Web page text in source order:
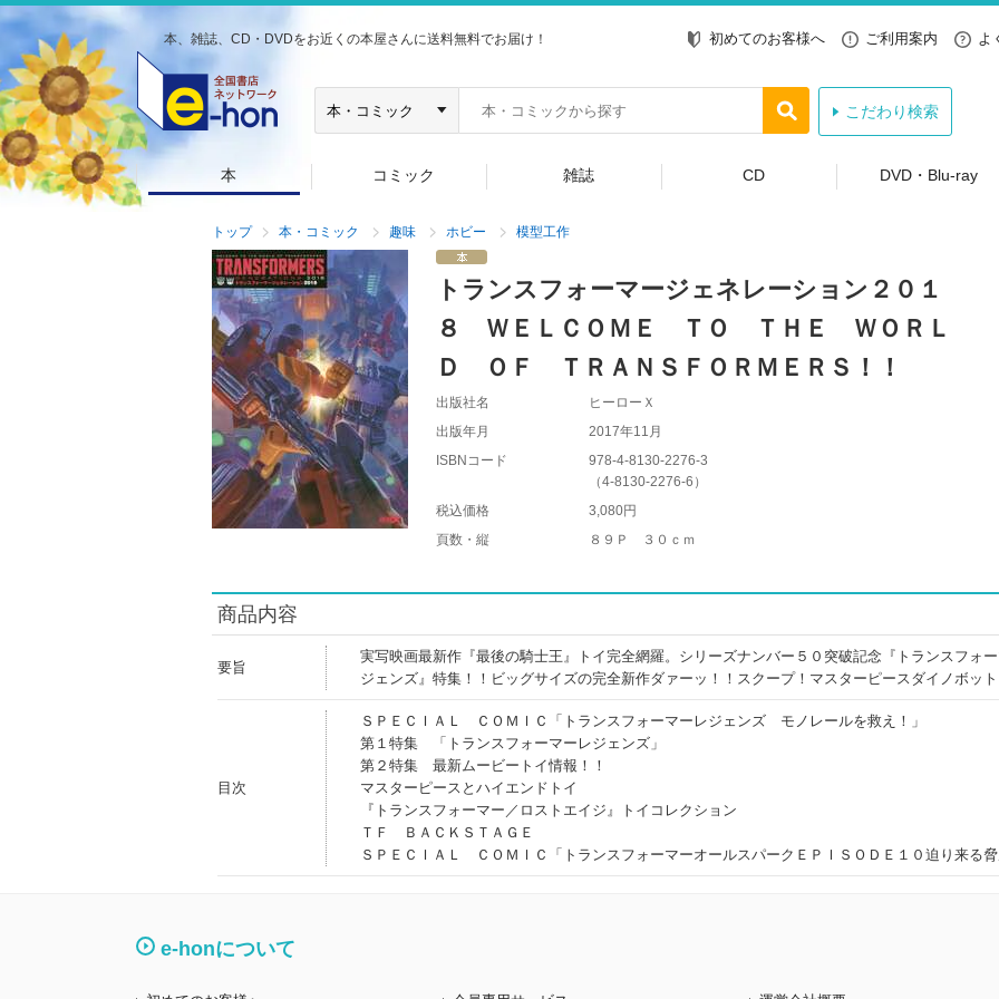
本、雑誌、CD・DVDをお近くの本屋さんに送料無料でお届け！ 初めてのお客様へ ご利用案内 よ
こだわり検索
本 コミック 雑誌 CD DVD・Blu-ray
トップ 本・コミック 趣味 ホビー 模型工作
トランスフォーマージェネレーション２０１
８ ＷＥＬＣＯＭＥ ＴＯ ＴＨＥ ＷＯＲＬ
Ｄ ＯＦ ＴＲＡＮＳＦＯＲＭＥＲＳ！！
出版社名
ヒーローＸ
出版年月
2017年11月
ISBNコード
978-4-8130-2276-3
（4-8130-2276-6 ）
税込価格
3,080円
頁数・縦
８９Ｐ ３０ｃｍ
商品内容
要旨
実写映画最新作『最後の騎士王』トイ完全網羅。シリーズナンバー５０突破記念『トランスフォ
ジェンズ』特集！！ビッグサイズの完全新作ダァーッ！！スクープ！マスターピースダイノボット
目次
ＳＰＥＣＩＡＬ ＣＯＭＩＣ「トランスフォーマーレジェンズ モノレールを救え！」
第１特集 「トランスフォーマーレジェンズ」
第２特集 最新ムービートイ情報！！
マスターピースとハイエンドトイ
『トランスフォーマー／ロストエイジ』トイコレクション
ＴＦ ＢＡＣＫＳＴＡＧＥ
ＳＰＥＣＩＡＬ ＣＯＭＩＣ「トランスフォーマーオールスパークＥＰＩＳＯＤＥ１０迫り来る脅
e-honについて